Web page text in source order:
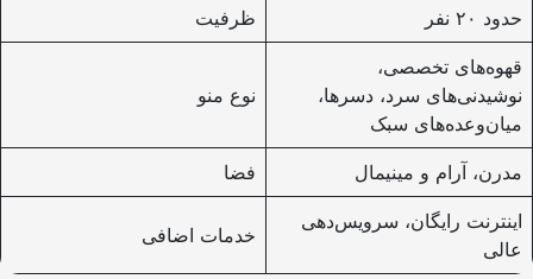
ظرفیت حدود ۲۰ نفر
نوع منو
قهوه‌های تخصصی،
نوشیدنی‌های سرد، دسرها،
میان‌وعده‌های سبک
فضا مدرن، آرام و مینیمال
خدمات اضافی
اینترنت رایگان، سرویس‌دهی
عالی